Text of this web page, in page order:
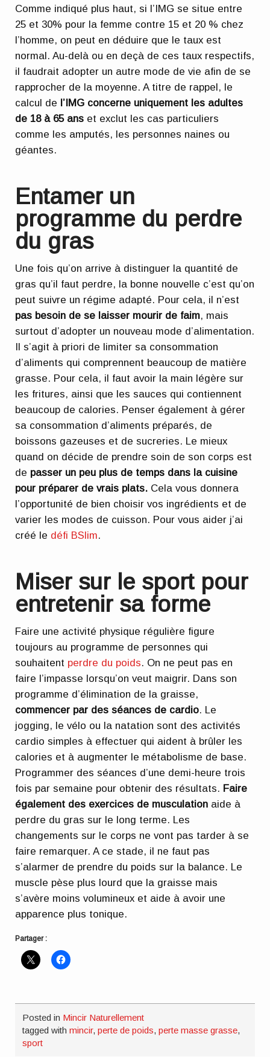
Comme indiqué plus haut, si l’IMG se situe entre
25 et 30% pour la femme contre 15 et 20 % chez
l’homme, on peut en déduire que le taux est
normal. Au-delà ou en deçà de ces taux respectifs,
il faudrait adopter un autre mode de vie afin de se
rapprocher de la moyenne. A titre de rappel, le
calcul de l’IMG concerne uniquement les adultes
de 18 à 65 ans et exclut les cas particuliers
comme les amputés, les personnes naines ou
géantes.
Entamer un
programme du perdre
du gras
Une fois qu’on arrive à distinguer la quantité de
gras qu’il faut perdre, la bonne nouvelle c’est qu’on
peut suivre un régime adapté. Pour cela, il n’est
pas besoin de se laisser mourir de faim, mais
surtout d’adopter un nouveau mode d’alimentation.
Il s’agit à priori de limiter sa consommation
d’aliments qui comprennent beaucoup de matière
grasse. Pour cela, il faut avoir la main légère sur
les fritures, ainsi que les sauces qui contiennent
beaucoup de calories. Penser également à gérer
sa consommation d’aliments préparés, de
boissons gazeuses et de sucreries. Le mieux
quand on décide de prendre soin de son corps est
de passer un peu plus de temps dans la cuisine
pour préparer de vrais plats. Cela vous donnera
l’opportunité de bien choisir vos ingrédients et de
varier les modes de cuisson. Pour vous aider j’ai
créé le défi BSlim.
Miser sur le sport pour
entretenir sa forme
Faire une activité physique régulière figure
toujours au programme de personnes qui
souhaitent perdre du poids. On ne peut pas en
faire l’impasse lorsqu’on veut maigrir. Dans son
programme d’élimination de la graisse,
commencer par des séances de cardio. Le
jogging, le vélo ou la natation sont des activités
cardio simples à effectuer qui aident à brûler les
calories et à augmenter le métabolisme de base.
Programmer des séances d’une demi-heure trois
fois par semaine pour obtenir des résultats. Faire
également des exercices de musculation aide à
perdre du gras sur le long terme. Les
changements sur le corps ne vont pas tarder à se
faire remarquer. A ce stade, il ne faut pas
s’alarmer de prendre du poids sur la balance. Le
muscle pèse plus lourd que la graisse mais
s’avère moins volumineux et aide à avoir une
apparence plus tonique.
Partager :
Posted in Mincir Naturellement
tagged withmincir,perte de poids,perte masse grasse,
sport